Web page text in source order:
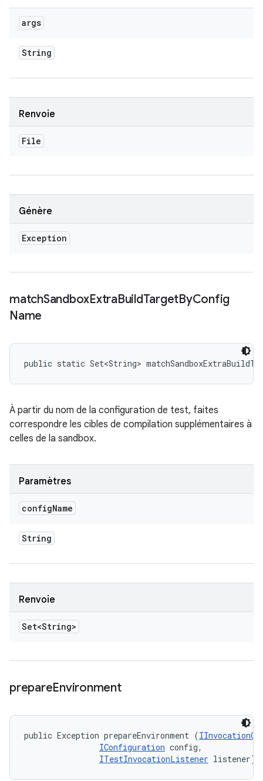
args
String
Renvoie
File
Génère
Exception
matchSandboxExtraBuildTargetByConfig
Name
public static Set<String>
À partir du nom de la configuration de test, faites
correspondre les cibles de compilation supplémentaires à
celles de la sandbox.
Paramètres
configName
String
Renvoie
Set<String>
prepareEnvironment
public Exception prepareEnvironment (
IConfiguration config,
ITestInvocationListener listener)